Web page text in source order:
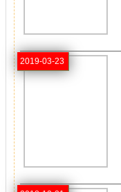
2019-03-23